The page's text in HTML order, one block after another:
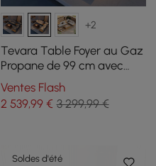
+2
Tevara Table Foyer au Gaz
Propane de 99 cm avec
Verre et Canapé d'angle
Extérieur Moderne en
Forme de L
Ventes Flash
2 539,99€ 3 299,99 €
Soldes d'été